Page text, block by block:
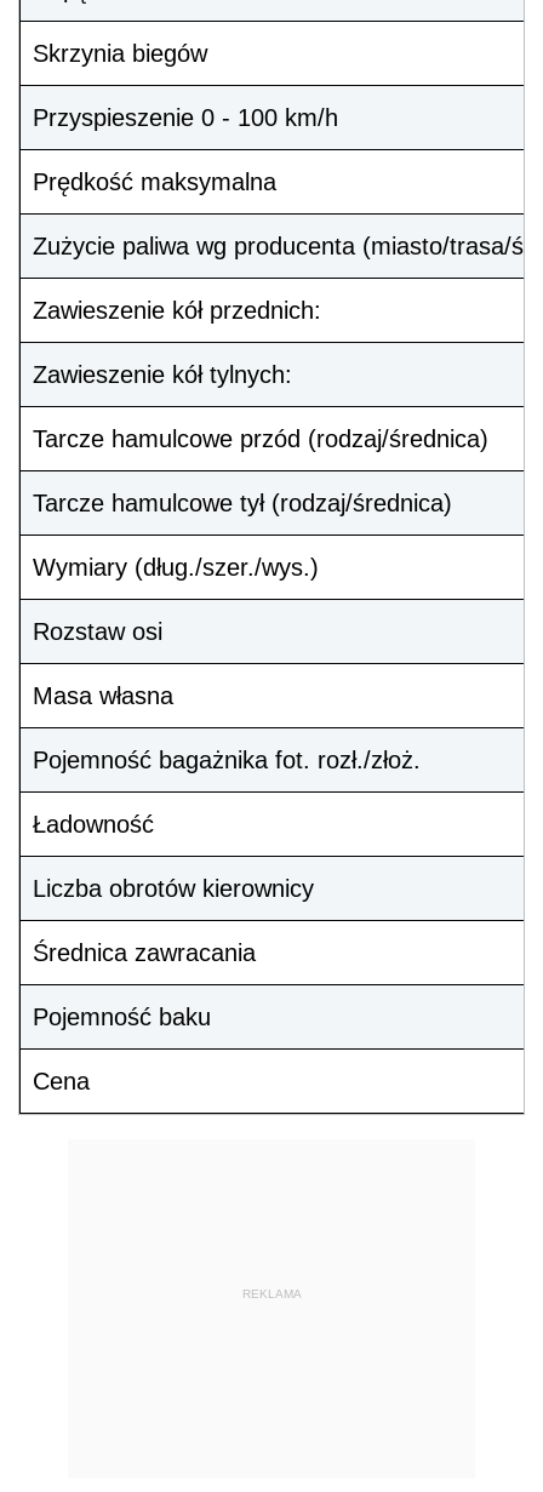
Skrzynia biegów
Przyspieszenie 0 - 100 km/h
Prędkość maksymalna
Zużycie paliwa wg producenta (miasto/trasa/
Zawieszenie kół przednich:
Zawieszenie kół tylnych:
Tarcze hamulcowe przód (rodzaj/średnica)
Tarcze hamulcowe tył (rodzaj/średnica)
Wymiary (dług./szer./wys.)
Rozstaw osi
Masa własna
Pojemność bagażnika fot. rozł./złoż.
Ładowność
Liczba obrotów kierownicy
Średnica zawracania
Pojemność baku
Cena
REKLAMA